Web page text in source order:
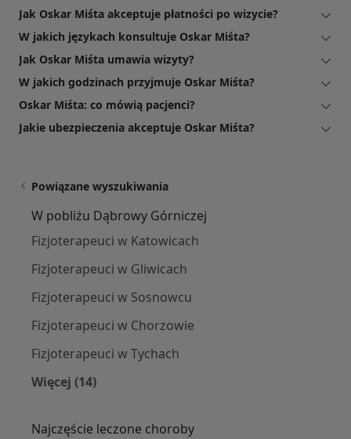
Jak Oskar Miśta akceptuje płatności po wizycie?
W jakich językach konsultuje Oskar Miśta?
Jak Oskar Miśta umawia wizyty?
W jakich godzinach przyjmuje Oskar Miśta?
Oskar Miśta: co mówią pacjenci?
Jakie ubezpieczenia akceptuje Oskar Miśta?
Powiązane wyszukiwania
W pobliżu Dąbrowy Górniczej
Fizjoterapeuci w Katowicach
Fizjoterapeuci w Gliwicach
Fizjoterapeuci w Sosnowcu
Fizjoterapeuci w Chorzowie
Fizjoterapeuci w Tychach
Więcej (14)
Najczęście leczone choroby